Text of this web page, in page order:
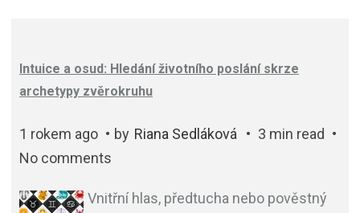
Intuice a osud: Hledání životního poslání skrze
archetypy zvěrokruhu
1 rokem ago by Riana Sedláková
3 min read
No comments
Vnitřní hlas, předtucha nebo pověstný